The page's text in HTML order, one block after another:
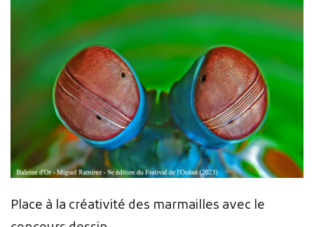
Place à la créativité des marmailles avec le